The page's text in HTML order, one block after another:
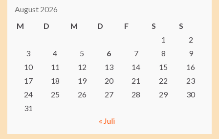
August 2026
M
D M D F S
S
1
2
3
4 5 6 7 8
9
10
11 12 13 14 15
16
17
18 19 20 21 22
23
24
25 26 27 28 29
30
31
« Juli